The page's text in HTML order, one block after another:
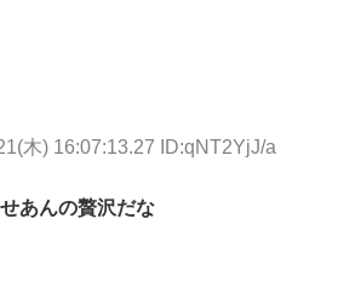
木) 16:07:13.27 ID:qNT2YjJ/a
あんの贅沢だな